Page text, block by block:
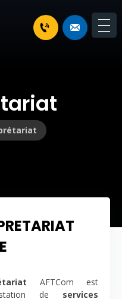
AFTCom est
de services